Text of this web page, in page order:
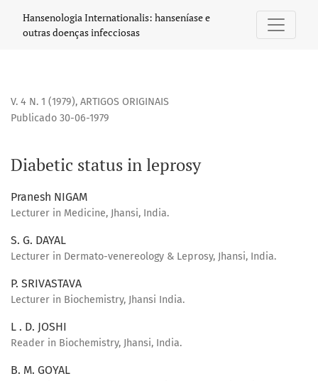
Hansenologia Internationalis: hanseníase e
outras doenças infecciosas
V. 4 N. 1 (1979), ARTIGOS ORIGINAIS
Diabetic status in leprosy
Publicado 30-06-1979
Pranesh NIGAM
Lecturer in Medicine, Jhansi, India.
S. G. DAYAL
Lecturer in Dermato-venereology & Leprosy, Jhansi, India.
P. SRIVASTAVA
Lecturer in Biochemistry, Jhansi India.
L . D. JOSHI
Reader in Biochemistry, Jhansi, India.
B. M. GOYAL